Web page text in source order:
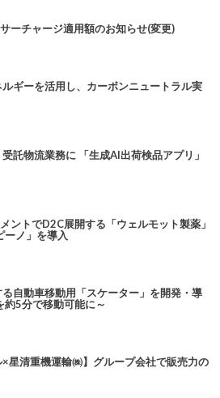
チャージ適用額のお知らせ(変更)
ギーを活用し、カーボンニュートラル実
託物流業務に 「生成AI出荷検品アプリ」
ントでD2C展開する「ウェルモット製薬」
ーノ」を導入
自動車移動用「スケーター」を開発・導
約5分で移動可能に～
×星清重機運輸㈱】グループ会社で販売力の